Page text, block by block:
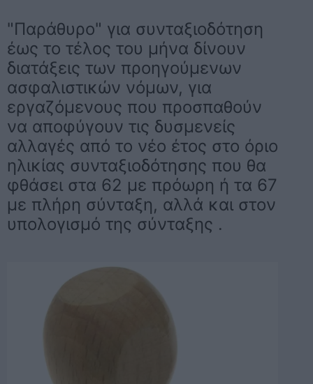
"Παράθυρο" για συνταξιοδότηση
έως το τέλος του μήνα δίνουν
διατάξεις των προηγούμενων
ασφαλιστικών νόμων, για
εργαζόμενους που προσπαθούν
να αποφύγουν τις δυσμενείς
αλλαγές από το νέο έτος στο όριο
ηλικίας συνταξιοδότησης που θα
φθάσει στα 62 με πρόωρη ή τα 67
με πλήρη σύνταξη, αλλά και στον
υπολογισμό της σύνταξης .